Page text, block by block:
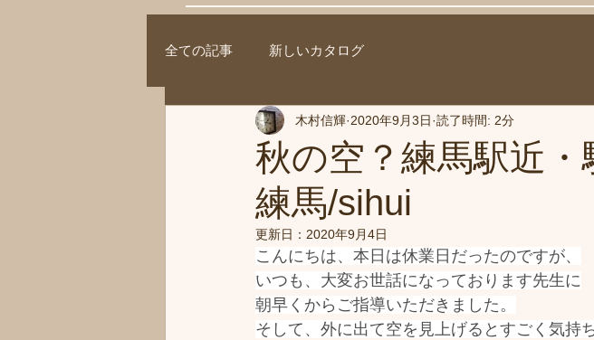
全ての記事 新しいカタログ
秋の空？練馬駅近
練馬/sihui
木村信輝 2020年9月3日 読了時間: 2分
更新日： 2020年9月4日
こんにちは、本日は休業日だったのですが、
いつも、大変お世話になっております先生に
朝早くからご指導いただきました。
そして、外に出て空を見上げるとすごく気持